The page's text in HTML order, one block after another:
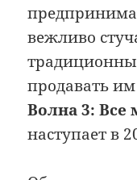
вежливо
продавать
Волна 3: Все
наступает в